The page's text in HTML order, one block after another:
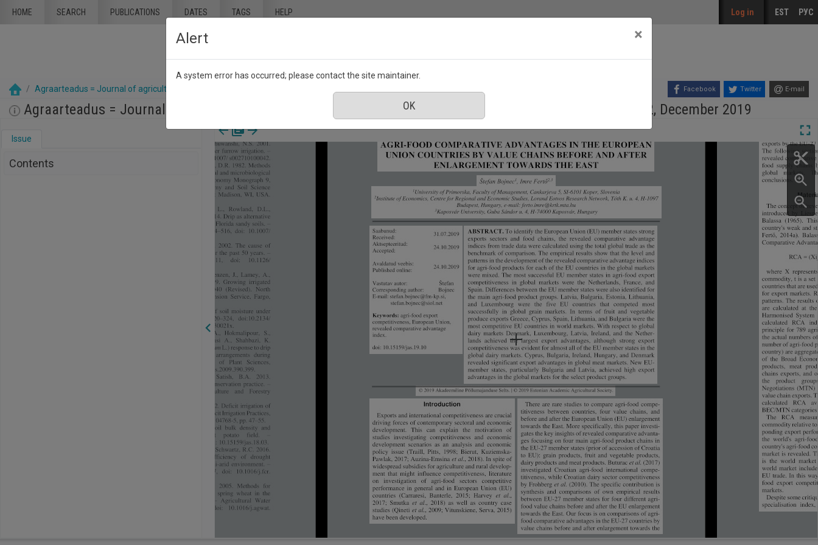
HOME SEARCH PUBLICATIONS DATES TAGS HELP Log in EST РУС
Agraarteadus = Journal of agricultural science : Akadeemilise Põllumajanduse Seltsi väljaanne Facebook Twitter E-mail
Agraarteadus = Journal of agricultural science : Akadeemilise Põllumajanduse Seltsi väljaanne, Number 2, December 2019
Issue
Contents
Alert ×
A system error has occurred; please contact the site maintainer.